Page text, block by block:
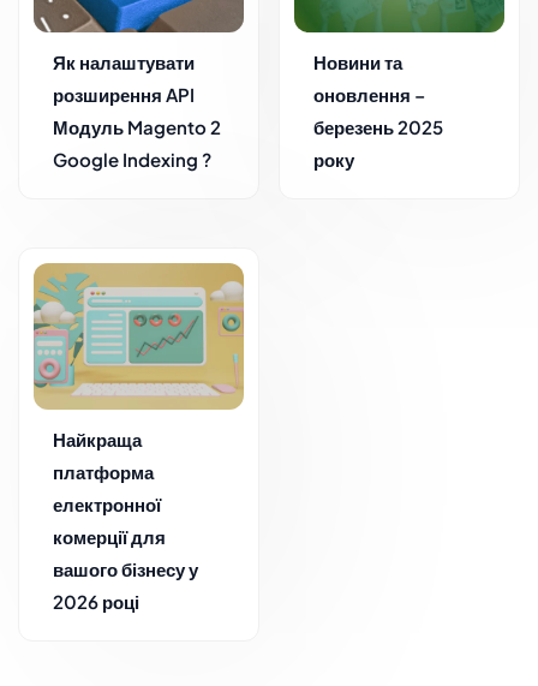
Як налаштувати
розширення API
Модуль Magento 2
Google Indexing ?
Новини та
оновлення –
березень 2025
року
Найкраща
платформа
електронної
комерції для
вашого бізнесу у
2026 році